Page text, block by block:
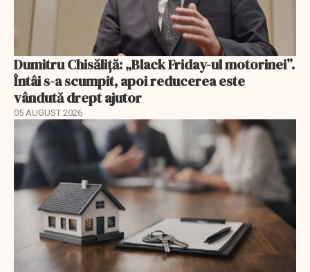
Dumitru Chisăliță: „Black Friday-ul motorinei”.
Întâi s-a scumpit, apoi reducerea este
vândută drept ajutor
05 AUGUST 2026